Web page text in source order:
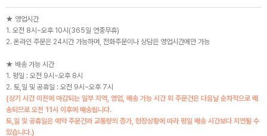
★ 영업시간
1. 오전 8시~오후 10시(365일 연중무휴)
2. 온라인 주문은 24시간 가능하며, 전화주문이나 상담은 영업시간에만 가능
★ 배송 가능 시간
1. 평일 : 오전 9시~오후 8시
2. 토,일 및 공휴일 : 오전 9시~오후 7시
(상기 시간 이전에 마감되는 일부 지역, 영업, 배송 가능 시간 외 주문건은 다음날 순차적으로 배
송되므로 오전 11시 이후에 배송됩니다.
토,일 및 공휴일은 예약 주문건과 교통량의 증가, 현장상황에 따라 평일 배송 시간보다 지연될 수
있습니다.)